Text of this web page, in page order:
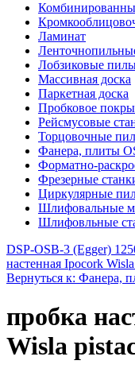
Ламинат
Лобзиковые
Массивная доска
Паркетная доска
Пробковое
Рейсмусовые
Торцовочные
Фанера, плиты
Форматно-
Фрезерные
Циркулярные
Шлифовальные
Шлифовльные
DSP-OSB-3 (Egger)
настенная Ipocork
Вернуться к: Фанера,
пробка
Wisla